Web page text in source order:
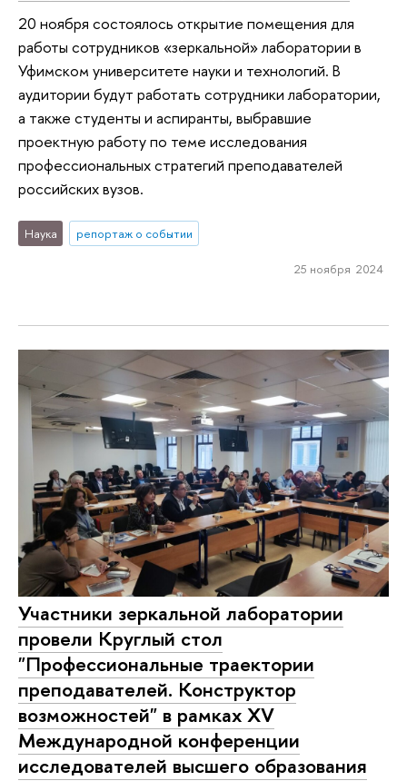
20 ноября состоялось открытие помещения для
работы сотрудников «зеркальной» лаборатории в
Уфимском университете науки и технологий. В
аудитории будут работать сотрудники лаборатории,
а также студенты и аспиранты, выбравшие
проектную работу по теме исследования
профессиональных стратегий преподавателей
российских вузов.
Наука репортаж о событии
25 ноября 2024
Участники зеркальной лаборатории
провели Круглый стол
"Профессиональные траектории
преподавателей. Конструктор
возможностей" в рамках XV
Международной конференции
исследователей высшего образования